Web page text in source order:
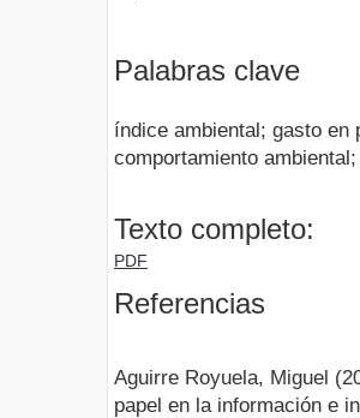
Palabras clave
índice ambiental; gasto en
comportamiento
Texto completo:
PDF
Referencias
Aguirre Royuela, Miguel
papel en la información e